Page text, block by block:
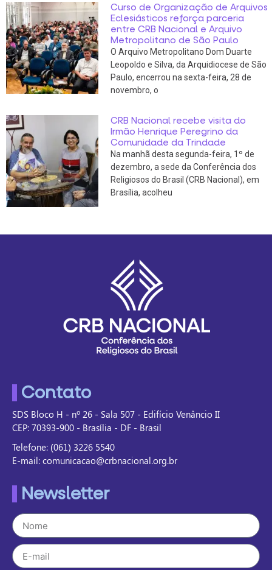
Curso de Organização de Arquivos
Eclesiásticos reforça parceria
entre CRB Nacional e Arquivo
Metropolitano de São Paulo
O Arquivo Metropolitano Dom Duarte
Leopoldo e Silva, da Arquidiocese de São
Paulo, encerrou na sexta-feira, 28 de
novembro, o
CRB Nacional recebe visita do
Irmão Henrique Peregrino da
Comunidade da Trindade
Na manhã desta segunda-feira, 1º de
dezembro, a sede da Conferência dos
Religiosos do Brasil (CRB Nacional), em
Brasília, acolheu
Contato
SDS Bloco H - nº 26 - Sala 507 - Edifício Venâncio II
CEP: 70393-900 - Brasília - DF - Brasil
Telefone: (061) 3226 5540
E-mail: comunicacao@crbnacional.org.br
Newsletter